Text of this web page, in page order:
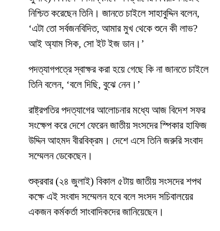
নিশ্চিত করেছেন তিনি। জানতে চাইলে সাহাবুদ্দিন বলেন,
‘এটা তো সর্বজনবিদিত, আমার মুখ থেকে শুনে কী লাভ?
আই অ্যাম সিক, সো ইট ইজ ডান।’
পদত্যাগপত্রে স্বাক্ষর করা হয়ে গেছে কি না জানতে চাইলে
তিনি বলেন, ‘বলে দিছি, বুঝে নেন।’
রাষ্ট্রপতির পদত্যাগের আলোচনার মধ্যে আজ বিদেশ সফর
সংক্ষেপ করে দেশে ফেরেন জাতীয় সংসদের স্পিকার হাফিজ
উদ্দিন আহমদ বীরবিক্রম। দেশে এসে তিনি জরুরি সংবাদ
সম্মেলন ডেকেছেন।
শুক্রবার (২৪ জুলাই) বিকাল ৫টায় জাতীয় সংসদের শপথ
কক্ষে এই সংবাদ সম্মেলন হবে বলে সংসদ সচিবালয়ের
একজন কর্মকর্তা সাংবাদিকদের জানিয়েছেন।